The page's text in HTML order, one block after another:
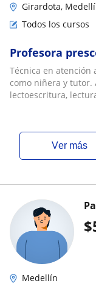
Girardota,
Todos los cursos
Profesora
Técnica en atención
como niñera y tutor.
lectoescritura,
ver más
$
Medellín